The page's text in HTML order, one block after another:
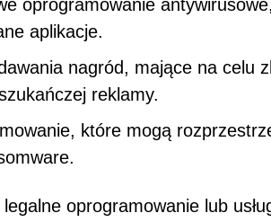
oprogramowanie
aplikacje.
nagród, mające na celu
reklamy.
które mogą
oprogramowanie lub